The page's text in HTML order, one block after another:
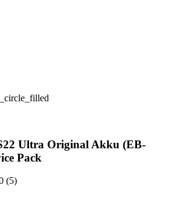
Ultra Original Akku (EB-
Pack
(5)